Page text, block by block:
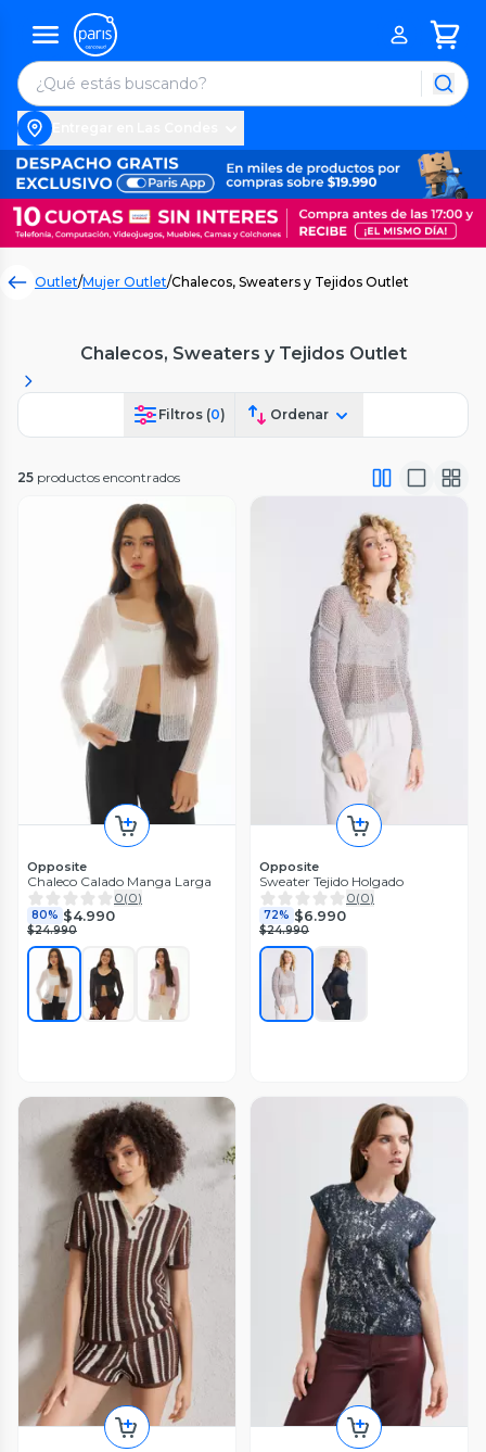
Outlet/Mujer Outlet/Chalecos, Sweaters y Tejidos Outlet
Chalecos, Sweaters y Tejidos Outlet
Filtros (0) Ordenar
25 productos encontrados
Opposite
Chaleco Calado Manga Larga
0(0)
80% $4.990
$24.990
Opposite
Sweater Tejido Holgado
0(0)
72% $6.990
$24.990